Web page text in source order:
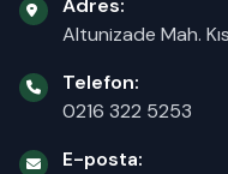
Adres:
Altunizade Mah.
Telefon:
0216 322 5253
E-posta: